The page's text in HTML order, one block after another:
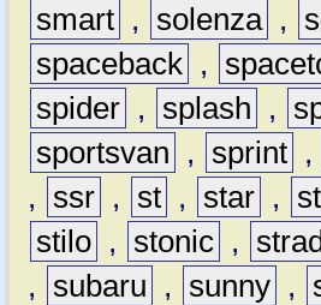
smart , solenza ,
spaceback ,
spider , splash ,
sportsvan
, sprint ,
,
ssr , st , star ,
stilo , stonic ,
,
subaru , sunny ,